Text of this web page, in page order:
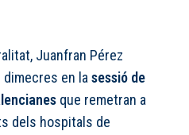
Juanfran Pérez
en la sessió de
que remetran a
dels hospitals de